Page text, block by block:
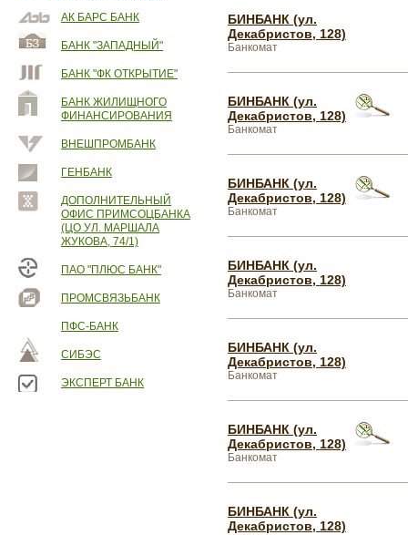
АК БАРС БАНК
БАНК "ЗАПАДНЫЙ"
БАНК "ФК ОТКРЫТИЕ"
БАНК ЖИЛИЩНОГО
ФИНАНСИРОВАНИЯ
ВНЕШПРОМБАНК
ГЕНБАНК
ДОПОЛНИТЕЛЬНЫЙ
ОФИС ПРИМСОЦБАНКА
(ЦО УЛ. МАРШАЛА
ЖУКОВА, 74/1)
ПАО "ПЛЮС БАНК"
ПРОМСВЯЗЬБАНК
ПФС-БАНК
СИБЭС
ЭКСПЕРТ БАНК
БИНБАНК (ул.
Декабристов, 128)
Банкомат
БИНБАНК (ул.
Декабристов, 128)
Банкомат
БИНБАНК (ул.
Декабристов, 128)
Банкомат
БИНБАНК (ул.
Декабристов, 128)
Банкомат
БИНБАНК (ул.
Декабристов, 128)
Банкомат
БИНБАНК (ул.
Декабристов, 128)
Банкомат
БИНБАНК (ул.
Декабристов, 128)